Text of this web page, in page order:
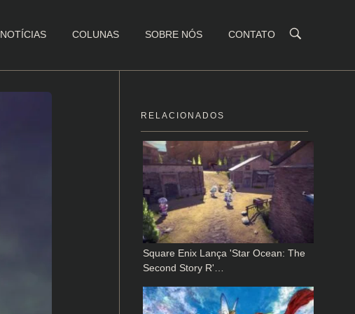
NOTÍCIAS COLUNAS SOBRE NÓS CONTATO
RELACIONADOS
Square Enix Lança 'Star Ocean: The
Second Story R'…